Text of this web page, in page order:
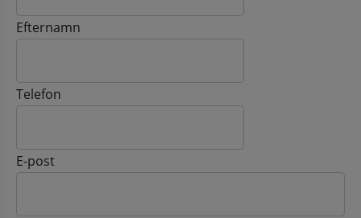
Efternamn
Telefon
E-post